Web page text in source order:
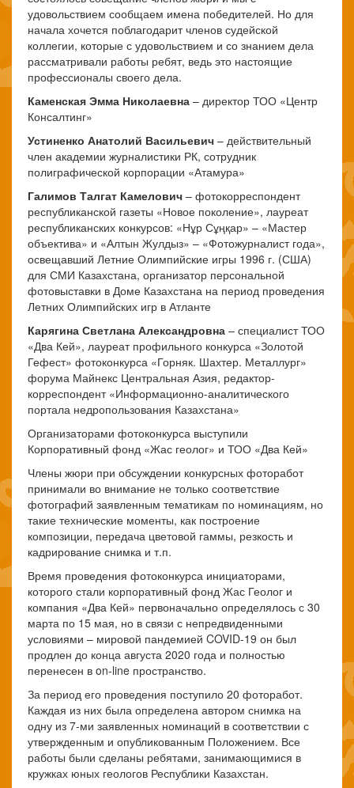
удовольствием сообщаем имена победителей. Но для
начала хочется поблагодарит членов судейской
коллегии, которые с удовольствием и со знанием дела
рассматривали работы ребят, ведь это настоящие
профессионалы своего дела.
Каменская Эмма Николаевна – директор ТОО «Центр
Консалтинг»
Устиненко Анатолий Васильевич – действительный
член академии журналистики РК, сотрудник
полиграфической корпорации «Атамура»
Галимов Талгат Камелович – фотокорреспондент
республиканской газеты «Новое поколение», лауреат
республиканских конкурсов: «Нұр Сұңқар» – «Мастер
объектива» и «Алтын Жулдыз» – «Фотожурналист года»,
освещавший Летние Олимпийские игры 1996 г. (США)
для СМИ Казахстана, организатор персональной
фотовыставки в Доме Казахстана на период проведения
Летних Олимпийских игр в Атланте
Карягина Светлана Александровна – специалист ТОО
«Два Кей», лауреат профильного конкурса «Золотой
Гефест» фотоконкурса «Горняк. Шахтер. Металлург»
форума Майнекс Центральная Азия, редактор-
корреспондент «Информационно-аналитического
портала недропользования Казахстана»
Организаторами фотоконкурса выступили
Корпоративный фонд «Жас геолог» и ТОО «Два Кей»
Члены жюри при обсуждении конкурсных фоторабот
принимали во внимание не только соответствие
фотографий заявленным тематикам по номинациям, но
такие технические моменты, как построение
композиции, передача цветовой гаммы, резкость и
кадрирование снимка и т.п.
Время проведения фотоконкурса инициаторами,
которого стали корпоративный фонд Жас Геолог и
компания «Два Кей» первоначально определялось с 30
марта по 15 мая, но в связи с непредвиденными
условиями – мировой пандемией COVID-19 он был
продлен до конца августа 2020 года и полностью
перенесен в on-line пространство.
За период его проведения поступило 20 фоторабот.
Каждая из них была определена автором снимка на
одну из 7-ми заявленных номинаций в соответствии с
утвержденным и опубликованным Положением. Все
работы были сделаны ребятами, занимающимися в
кружках юных геологов Республики Казахстан.